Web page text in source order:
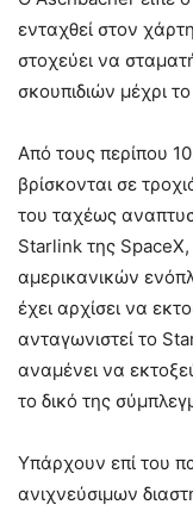
ενταχθεί στον
στοχεύει να
σκουπιδιών μέχρι
Από τους περίπου
βρίσκονται σε
του ταχέως
Starlink της
αμερικανικών
έχει αρχίσει να
ανταγωνιστεί το
αναμένει να
το δικό της
Υπάρχουν επί του
ανιχνεύσιμων